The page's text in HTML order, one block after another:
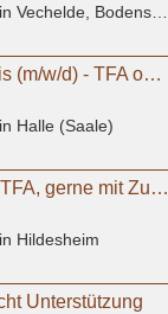
Vechelde, Bodenstedt
Sommerjob in der Tierarztpraxis (m/w/d) - TFA oder Studierende Tiermedizin
Halle (Saale)
Suche nach ausgebildeter/em TFA, gerne mit ZusatzqualifikationTierphysiotherapie
Hildesheim
Unterstützung